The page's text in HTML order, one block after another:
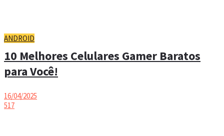
ANDROID
10 Melhores Celulares Gamer Baratos
para Você!
16/04/2025
517